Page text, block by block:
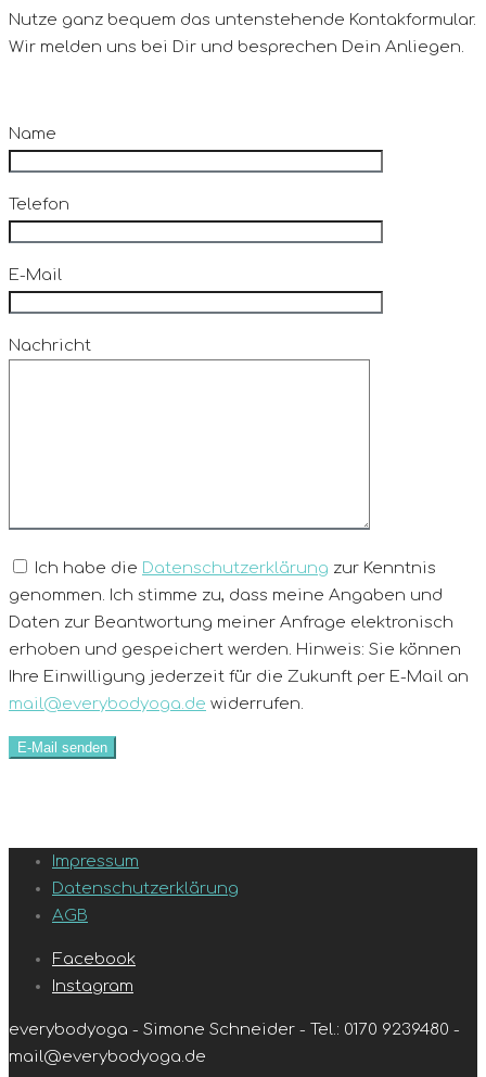
Nutze ganz bequem das untenstehende Kontakformular.
Wir melden uns bei Dir und besprechen Dein Anliegen.
Name
Telefon
E-Mail
Nachricht
Ich habe die Datenschutzerklärung zur Kenntnis
genommen. Ich stimme zu, dass meine Angaben und
Daten zur Beantwortung meiner Anfrage elektronisch
erhoben und gespeichert werden. Hinweis: Sie können
Ihre Einwilligung jederzeit für die Zukunft per E-Mail an
mail@everybodyoga.de widerrufen.
Impressum
Datenschutzerklärung
AGB
Facebook
Instagram
everybodyoga - Simone Schneider - Tel.: 0170 9239480 -
mail@everybodyoga.de